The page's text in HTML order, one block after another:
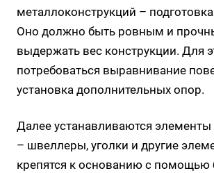
металлоконструкций –
Оно должно быть ровным и
выдержать вес конструкции. Для
потребоваться выравнивание
установка дополнительных опор.
Далее устанавливаются элементы
– швеллеры, уголки и другие
крепятся к основанию с помощью